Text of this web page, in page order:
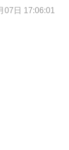
07日 17:06:01